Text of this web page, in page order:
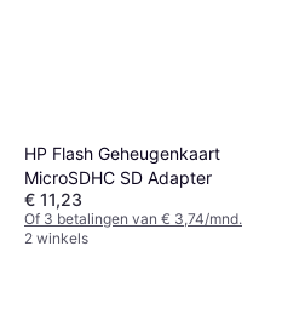
HP Flash Geheugenkaart
MicroSDHC SD Adapter
€ 11,23
Of 3 betalingen van € 3,74/mnd.
2 winkels